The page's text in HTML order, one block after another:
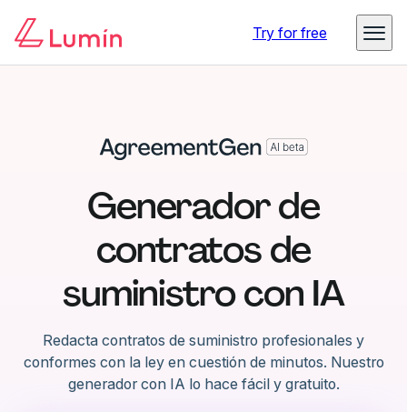
Try for free
Generador de
contratos de
suministro con IA
Redacta contratos de suministro profesionales y
conformes con la ley en cuestión de minutos. Nuestro
generador con IA lo hace fácil y gratuito.